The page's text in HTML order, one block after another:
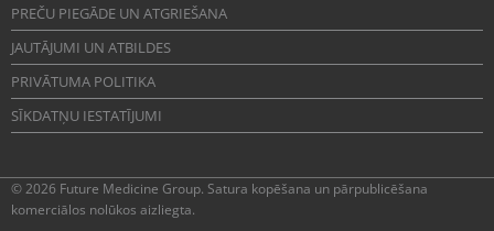
PREČU PIEGĀDE UN ATGRIEŠANA
JAUTĀJUMI UN ATBILDES
PRIVĀTUMA POLITIKA
SĪKDATŅU IESTATĪJUMI
© 2026 Future Medicine Group. Satura kopēšana un pārpublicēšana
komerciālos nolūkos aizliegta.